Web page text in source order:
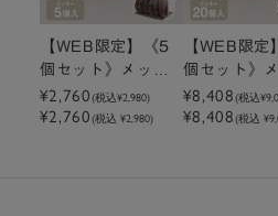
【WEB限定】《5
個セット》メッセ
ージ付きミニトー
トクッキーアーモ
¥2,760(税込¥2,980)
¥2,760(税込 ¥2,980)
【WEB限定
個セット》メ
ージ付きミニ
トクッキーア
¥8,408(税込
¥8,408(税込